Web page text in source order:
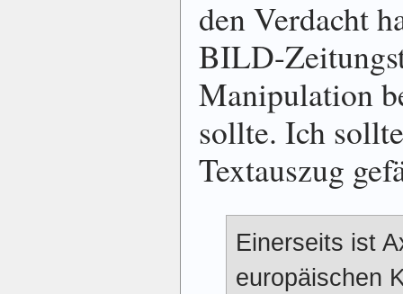
den Verdacht
BILD-
Manipulation
sollte. Ich
Textauszug
Einerseits ist
europäischen